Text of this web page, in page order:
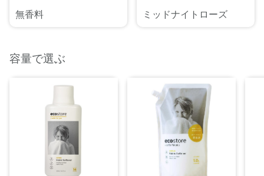
無香料 ミッドナイトローズ
容量で選ぶ